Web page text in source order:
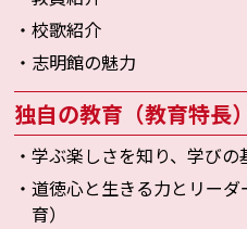
・校歌紹介
・志明館の魅力
独自の教育（教育特長）
・学ぶ楽しさを知り、学びの
・道徳心と生きる力とリー
育）